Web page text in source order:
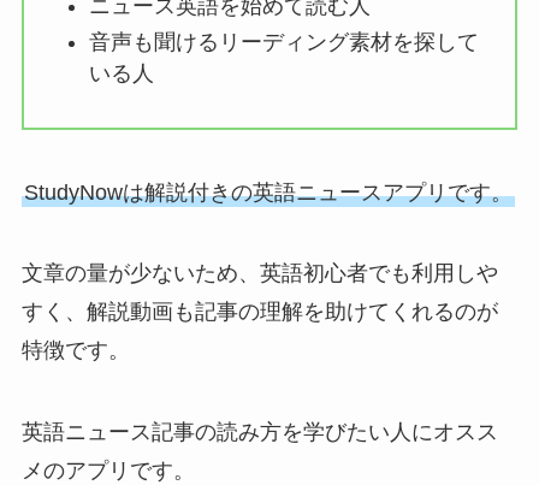
ニュース英語を始めて読む人
音声も聞けるリーディング素材を探して
いる人
StudyNowは解説付きの英語ニュースアプリです。
文章の量が少ないため、英語初心者でも利用しや
すく、解説動画も記事の理解を助けてくれるのが
特徴です。
英語ニュース記事の読み方を学びたい人にオスス
メのアプリです。